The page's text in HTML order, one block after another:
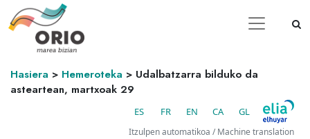
Hasiera > Hemeroteka > Udalbatzarra bilduko da
asteartean, martxoak 29
ES FR EN CA GL
Itzulpen automatikoa / Machine translation